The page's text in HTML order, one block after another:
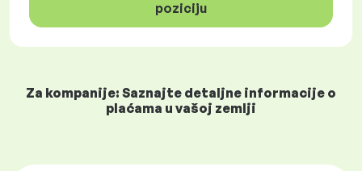
poziciju
Za kompanije: Saznajte detaljne informacije o
plaćama u vašoj zemlji